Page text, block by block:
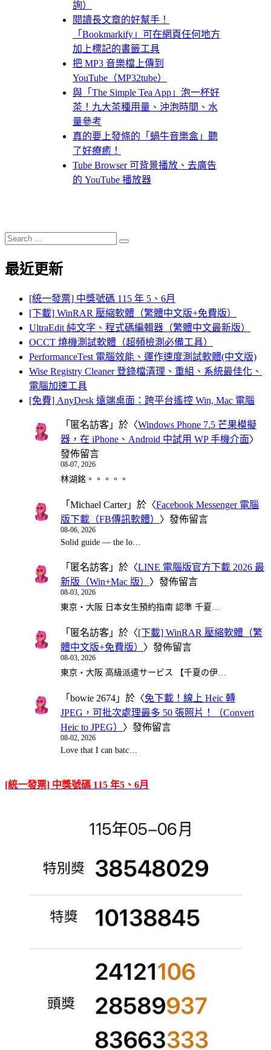
詢）
閱讀長文章的好幫手！
「Bookmarkify」可在網頁任何地方
加上標記的書籤工具
把 MP3 音樂檔上傳到
YouTube（MP32tube）
與「The Simple Tea App」泡一杯好
茶！九大茶種用量、沖泡時間、水
量參考
真的要上發條的「蝸牛音樂盒」聽
了好療癒！
Tube Browser 可背景播放、去廣告
的 YouTube 播放器
Search
for:
Search
最近更新
[統一發票] 中獎號碼 115 年 5、6月
[下載] WinRAR 壓縮軟體（繁體中文版+免費版）
UltraEdit 純文字、程式碼編輯器（繁體中文最新版）
OCCT 燒機測試軟體（超頻檢測必備工具）
PerformanceTest 電腦效能、運作速度測試軟體(中文版)
Wise Registry Cleaner 登錄檔清理、重組、系統最佳化、
電腦加速工具
[免費] AnyDesk 遠端桌面：跨平台遙控 Win, Mac 電腦
「 匿名訪客 」於〈Windows Phone 7.5 芒果模擬
器，在 iPhone、Android 中試用 WP 手機介面〉
發佈留言
08-07, 2026
林湖銘。。。。。
「 Michael Carter」於〈Facebook Messenger 電腦
版下載（FB傳訊軟體） 〉發佈留言
08-06, 2026
Solid guide — the lo…
「 匿名訪客 」於〈LINE 電腦版官方下載 2026 最
新版（Win+Mac 版） 〉發佈留言
08-03, 2026
東京・大阪 日本女生預約指南 認準 千夏…
「 匿名訪客 」於〈[下載] WinRAR 壓縮軟體（繁
體中文版+免費版） 〉發佈留言
08-03, 2026
東京・大阪 高級派遣サービス 【千夏の伊…
「 bowie 2674 」於〈免下載！線上 Heic 轉
JPEG，可批次處理最多 50 張照片！（Convert
Heic to JPEG） 〉發佈留言
08-02, 2026
Love that I can batc…
[統一發票] 中獎號碼 115 年5、6月